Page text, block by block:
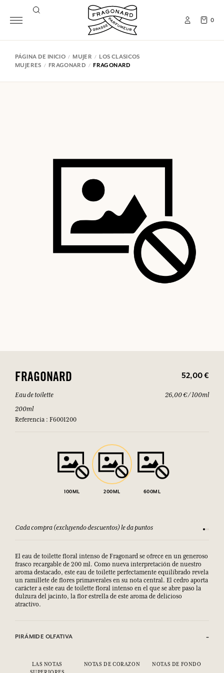
0
PÁGINA DE INICIO MUJER
LOS CLASICOS
MUJERES
FRAGONARD FRAGONARD
FRAGONARD 52,00 €
Eau de toilette
200ml
Referencia : F6001200
26,00 € / 100ml
100ML 200ML 600ML
Cada compra (excluyendo descuentos) le da puntos
El eau de toilette floral intenso de Fragonard se ofrece en un generoso
frasco recargable de 200 ml. Como nueva interpretación de nuestro
aroma destacado, este eau de toilette perfectamente equilibrado revela
un ramillete de flores primaverales en su nota central. El cedro aporta
carácter a este eau de toilette floral intenso en el que se abre paso la
dulzura del jacinto, la flor estrella de este aroma de delicioso
atractivo.
PIRÁMIDE OLFATIVA
LAS NOTAS
NOTAS DE CORAZON NOTAS DE FONDO